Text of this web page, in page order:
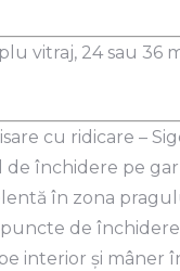
vitraj, 24 sau 36
cu ridicare –
de închidere pe
în zona
de
interior și mâner